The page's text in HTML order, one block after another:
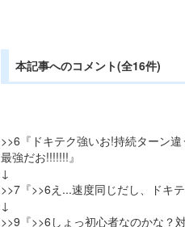
本記事へのコメント(全16件)
>>6『ドキテク強いお!持続ターン
最強だお!!!!!!!』
↓
>>7『>>6え...速度同じだし、ドキ
↓
>>9『>>6しょっ初心者なのかな？